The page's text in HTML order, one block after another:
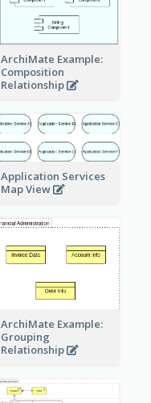
ArchiMate Example:
Composition
Relationship
Application Services
Map View
ArchiMate Example:
Grouping
Relationship